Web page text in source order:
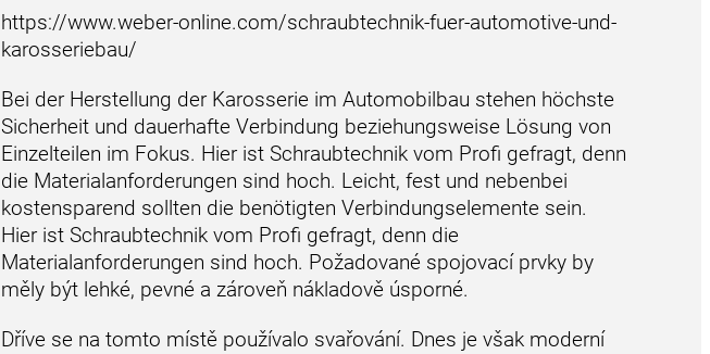
https://www.weber-online.com/schraubtechnik-fuer-automotive-und-
karosseriebau/
Bei der Herstellung der Karosserie im Automobilbau stehen höchste
Sicherheit und dauerhafte Verbindung beziehungsweise Lösung von
Einzelteilen im Fokus. Hier ist Schraubtechnik vom Profi gefragt, denn
die Materialanforderungen sind hoch. Leicht, fest und nebenbei
kostensparend sollten die benötigten Verbindungselemente sein.
Hier ist Schraubtechnik vom Profi gefragt, denn die
Materialanforderungen sind hoch. Požadované spojovací prvky by
měly být lehké, pevné a zároveň nákladově úsporné.
Dříve se na tomto místě používalo svařování. Dnes je však moderní